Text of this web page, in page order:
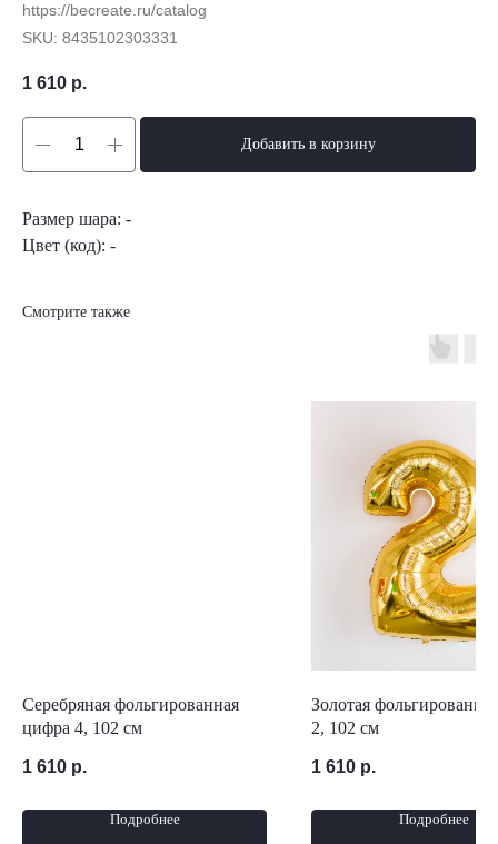
https://becreate.ru/catalog
SKU: 8435102303331
1 610 р.
Добавить в корзину
Размер шара: -
Цвет (код): -
Смотрите также
Серебряная фольгированная
цифра 4, 102 см
1 610 р.
Подробнее
Золотая
2, 102 см
1 610 р.
Подробнее